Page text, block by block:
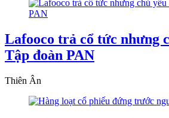
Lafooco trả cổ tức nhưng
Tập đoàn PAN
Thiên Ân